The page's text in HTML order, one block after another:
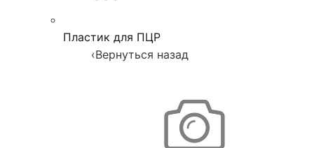
Пластик для ПЦР
‹Вернуться назад